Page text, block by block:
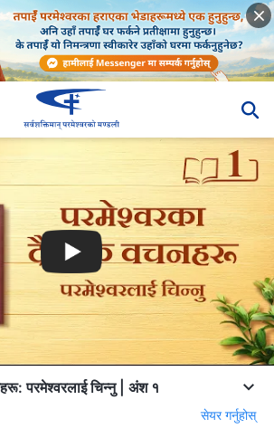
परमेश्‍वरलाई चिन्‍नु | अंश १
सेयर गर्नुहोस्